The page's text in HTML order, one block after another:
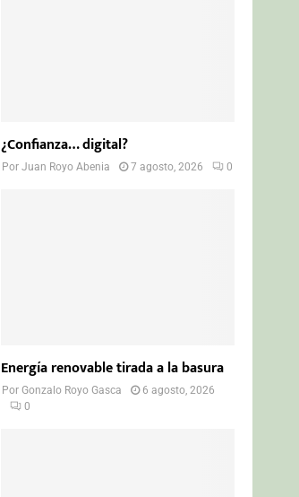
¿Confianza… digital?
PorJuan Royo Abenia 7 agosto, 2026 0
Energía renovable tirada a la basura
PorGonzalo Royo Gasca
6 agosto, 2026
0